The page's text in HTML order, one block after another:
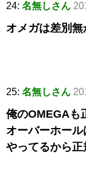
24: 名無しさん
オメガは差別無
25: 名無しさん
俺のOMEGAも
オーバーホー
やってるから